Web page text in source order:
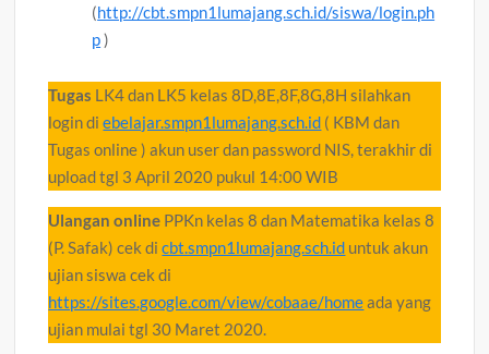
(http://cbt.smpn1lumajang.sch.id/siswa/login.ph
p)
Tugas LK4 dan LK5 kelas 8D,8E,8F,8G,8H silahkan
login diebelajar.smpn1lumajang.sch.id ( KBM dan
Tugas online ) akun user dan password NIS, terakhir di
upload tgl 3 April 2020 pukul 14:00 WIB
Ulangan online PPKn kelas 8 dan Matematika kelas 8
(P. Safak) cek dicbt.smpn1lumajang.sch.id untuk akun
ujian siswa cek di
https://sites.google.com/view/cobaae/homeada yang
ujian mulai tgl 30 Maret 2020.